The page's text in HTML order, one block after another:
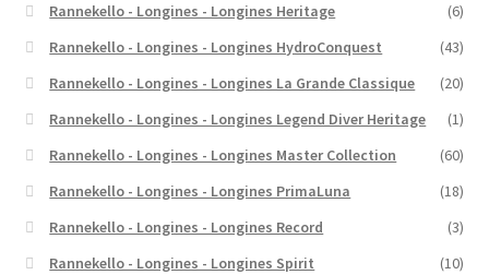
Rannekello - Longines - Longines Heritage
(6)
Rannekello - Longines - Longines HydroConquest
(43)
Rannekello - Longines - Longines La Grande Classique
(20)
Rannekello - Longines - Longines Legend Diver Heritage
(1)
Rannekello - Longines - Longines Master Collection
(60)
Rannekello - Longines - Longines PrimaLuna
(18)
Rannekello - Longines - Longines Record
(3)
Rannekello - Longines - Longines Spirit
(10)